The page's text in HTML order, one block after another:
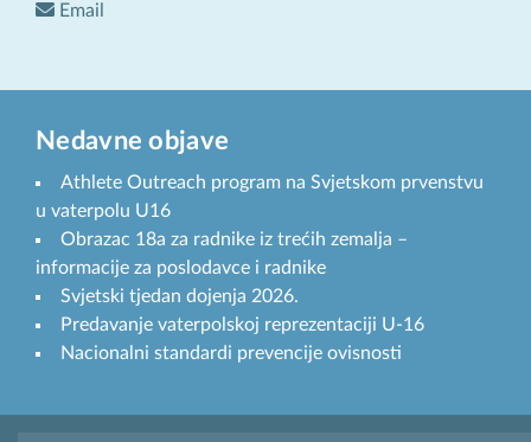
Email
Nedavne objave
Athlete Outreach program na Svjetskom prvenstvu
u vaterpolu U16
Obrazac 18a za radnike iz trećih zemalja –
informacije za poslodavce i radnike
Svjetski tjedan dojenja 2026.
Predavanje vaterpolskoj reprezentaciji U-16
Nacionalni standardi prevencije ovisnosti